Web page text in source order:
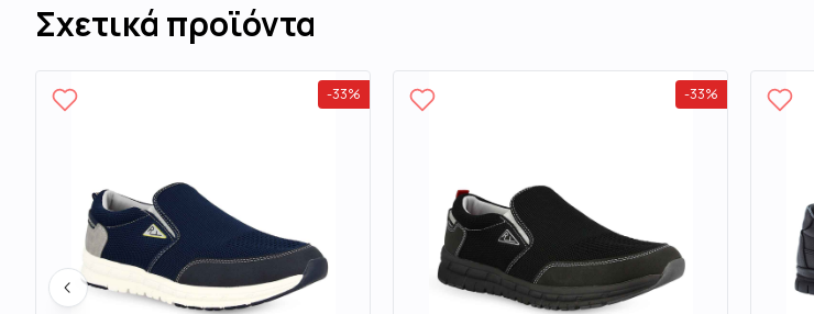
Σχετικά προϊόντα
-33% -33%